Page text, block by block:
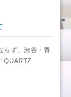
らず、渋谷・青
QUARTZ